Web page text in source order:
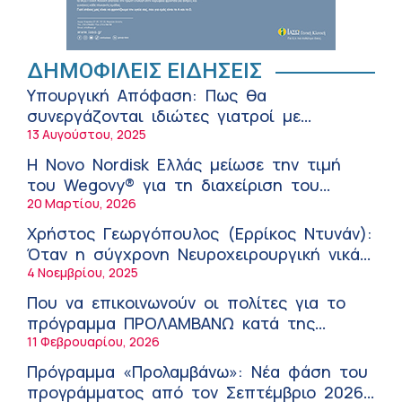
Ειρήνη Ζίγκιρη (Ερρίκος Ντυνάν): H
θερμική καταπόνηση στους ηλικιωμένους
εργαζόμενους
6:11 πμ
Σύσκεψη στον ΕΟΦ για την ομαλή
λειτουργία της εφοδιαστικής αλυσίδας
των φαρμάκων στη διάρκεια του
καλοκαιριού
12:08 μμ
Μιχάλης Τάτσης, Insurance & Healthcare
Analyst, διευθυντής Επιχειρηματικής
Ανάπτυξης Ομίλου HHG
11:54 πμ
Kavita Patel: Ένα στα πέντε καινοτόμα
φάρμακα φτάνει τελικά στην Ελλάδα
9:21 πμ
Υπάρχει τελικά «δίαιτα θυρεοειδούς»; Τι
λέει η επιστήμη για τη διατροφή και τα
συμπληρώματα
7:38 πμ
Πυρκαγιά στη Δυτική Αττική: Οι κίνδυνοι
για τη δημόσια υγεία
ΔΗΜΟΦΙΛΕΙΣ ΕΙΔΗΣΕΙΣ
Υπουργική Απόφαση: Πως θα
συνεργάζονται ιδιώτες γιατροί με
νοσοκομεία του δημοσίου συστήματος
υγείας
13 Αυγούστου, 2025
Η Novo Nordisk Ελλάς μείωσε την τιμή
του Wegovy® για τη διαχείριση του
βάρους
20 Μαρτίου, 2026
Χρήστος Γεωργόπουλος (Ερρίκος Ντυνάν):
Όταν η σύγχρονη Νευροχειρουργική νικά
το φόβο!
4 Νοεμβρίου, 2025
Που να επικοινωνούν οι πολίτες για το
πρόγραμμα ΠΡΟΛΑΜΒΑΝΩ κατά της
παχυσαρκίας
11 Φεβρουαρίου, 2026
Πρόγραμμα «Προλαμβάνω»: Νέα φάση του
προγράμματος από τον Σεπτέμβριο 2026